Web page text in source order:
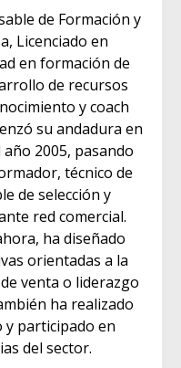
de Formación y
Licenciado en
en formación de
de recursos
y coach
su andadura en
2005, pasando
técnico de
de selección y
red comercial.
ha diseñado
orientadas a la
venta o liderazgo
ha realizado
y participado en
del sector.